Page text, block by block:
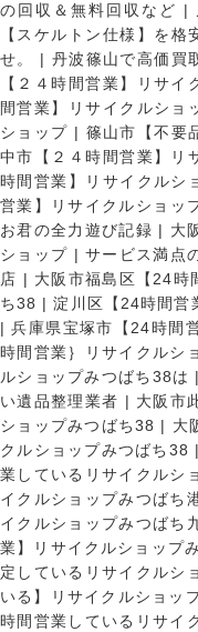
の回収＆無料回収など |
【スケルトン仕様】を
せ。
| 丹波篠山で高価買
【２４時間営業】リサイ
間営業】リサイクルショ
ショップ | 篠山市【不要
中市【２４時間営業】リ
時間営業】リサイクルシ
営業】リサイクルショッ
お君の全力遊び記録 | 大
ショップ |サービス満点
店 | 大阪市福島区【24時
ち38 |淀川区【24時間営
|兵庫県宝塚市【24時間
時間営業｝リサイクルシ
ルショップみつばち38は |
い遺品整理業者 | 大阪市
ショップみつばち38 | 大
クルショップみつばち38 |
業しているリサイクルシ
イクルショップみつばち
イクルショップみつばち
業】リサイクルショップ
定しているリサイクルシ
いる】リサイクルショッ
時間営業しているリサイ